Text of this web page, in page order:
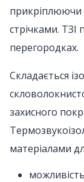
прикріплюючи
стрічками. ТЗІ
перегородках.
Складається
захисного
матеріалами